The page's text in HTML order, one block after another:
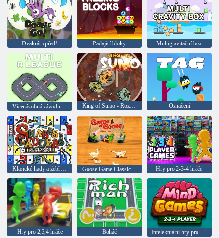
Dvakrát vpřed! Padající bloky Multigravitační box
King of Sumo - Rozhodující boj Označení
Klasické hady a žebříky Goose Game Classic Edition Hry pro 2-3-4 hráče
Hry pro 2,3,4 hráče Boháč Intelektuální hry pro 2-3-4 hráče